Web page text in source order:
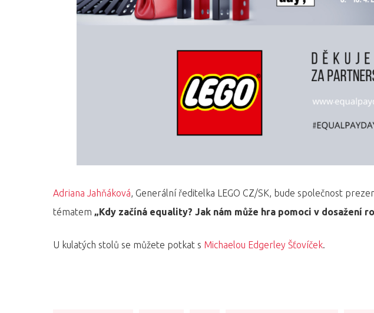
Hit enter to search or ESC to close
Adriana Jahňáková, Generální ředitelka LEGO CZ/SK, bude společnost
tématem „Kdy začíná equality? Jak nám může hra pomoci v dosažení
U kulatých stolů se můžete potkat s Michaelou Edgerley Šťovíček.